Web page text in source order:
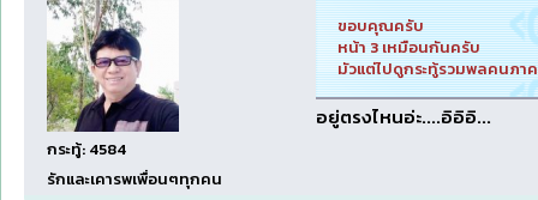
กระทู้: 4584
รักและเคารพเพื่อนๆทุกคน
ขอบคุณครับ
หน้า 3 เหมือนกันครับ
มัวแต่ไปดูกระทู้รวมพลคนภา
อยู่ตรงไหนอ่ะ....อิอิอิ...